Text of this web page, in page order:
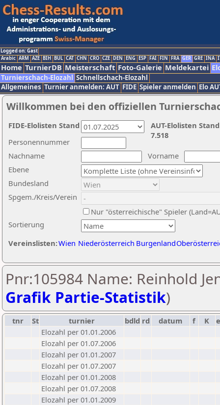
Logged on: Gast
Arabic ARM AZE BIH BUL CAT CHN CRO CZE DEN ENG ESP FAI FIN FRA GER GRE INA
Home TurnierDB Meisterschaft Foto-Galerie Meldekartei
Turnierschach-Elozahl Schnellschach-Elozahl
Allgemeines Turnier anmelden: AUT FIDE Spieler anmelden Elo
Willkommen bei den offiziellen
Nachname
Vorname
Ebene
Sortierung
Personennummer
Bundesland
Spgem./Kreis/Verein
Nur "österreichische" Spieler
Vereinslisten:Wien Niederösterreich Burgenland
AUT-Elolisten
7.518
FIDE-Elolisten Stand
Pnr:105984 Name: Reinhold
Grafik Partie-Statistik)
tnr St turnier bdld rd datum f K
Elozahl per 01.01.2006
Elozahl per 01.07.2006
Elozahl per 01.01.2007
Elozahl per 01.07.2007
Elozahl per 01.01.2008
Elozahl per 01.07.2008
Elozahl per 01.01.2009